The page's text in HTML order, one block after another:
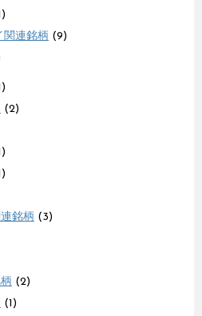
関連銘柄 (9)
(2)
銘柄 (3)
(2)
(1)